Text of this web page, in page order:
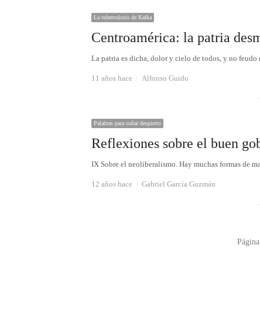
La tuberculosis de Kafka
Centroamérica: la patria
La patria es dicha, dolor y cielo de todos, y no
11 años hace Autor
Alfonso Guido
Palabras para soñar despierto
Reflexiones sobre el buen
IX Sobre el neoliberalismo. Hay muchas formas de
12 años hace Autor
Gabriel García Guzmán